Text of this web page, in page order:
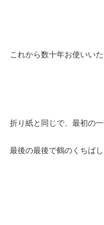
これから数十年お使いい
折り紙と同じで、最初の
最後の最後で鶴のくちば